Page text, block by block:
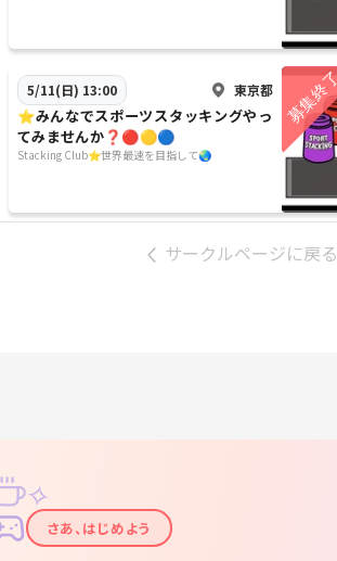
5/11(日) 13:00 東京都
⭐️みんなでスポーツスタッキングやっ
てみませんか❓🔴🟡🔵
Stacking Club⭐️世界最速を目指して🌏
サークルページに戻る
✦
✧
さあ、はじめよう